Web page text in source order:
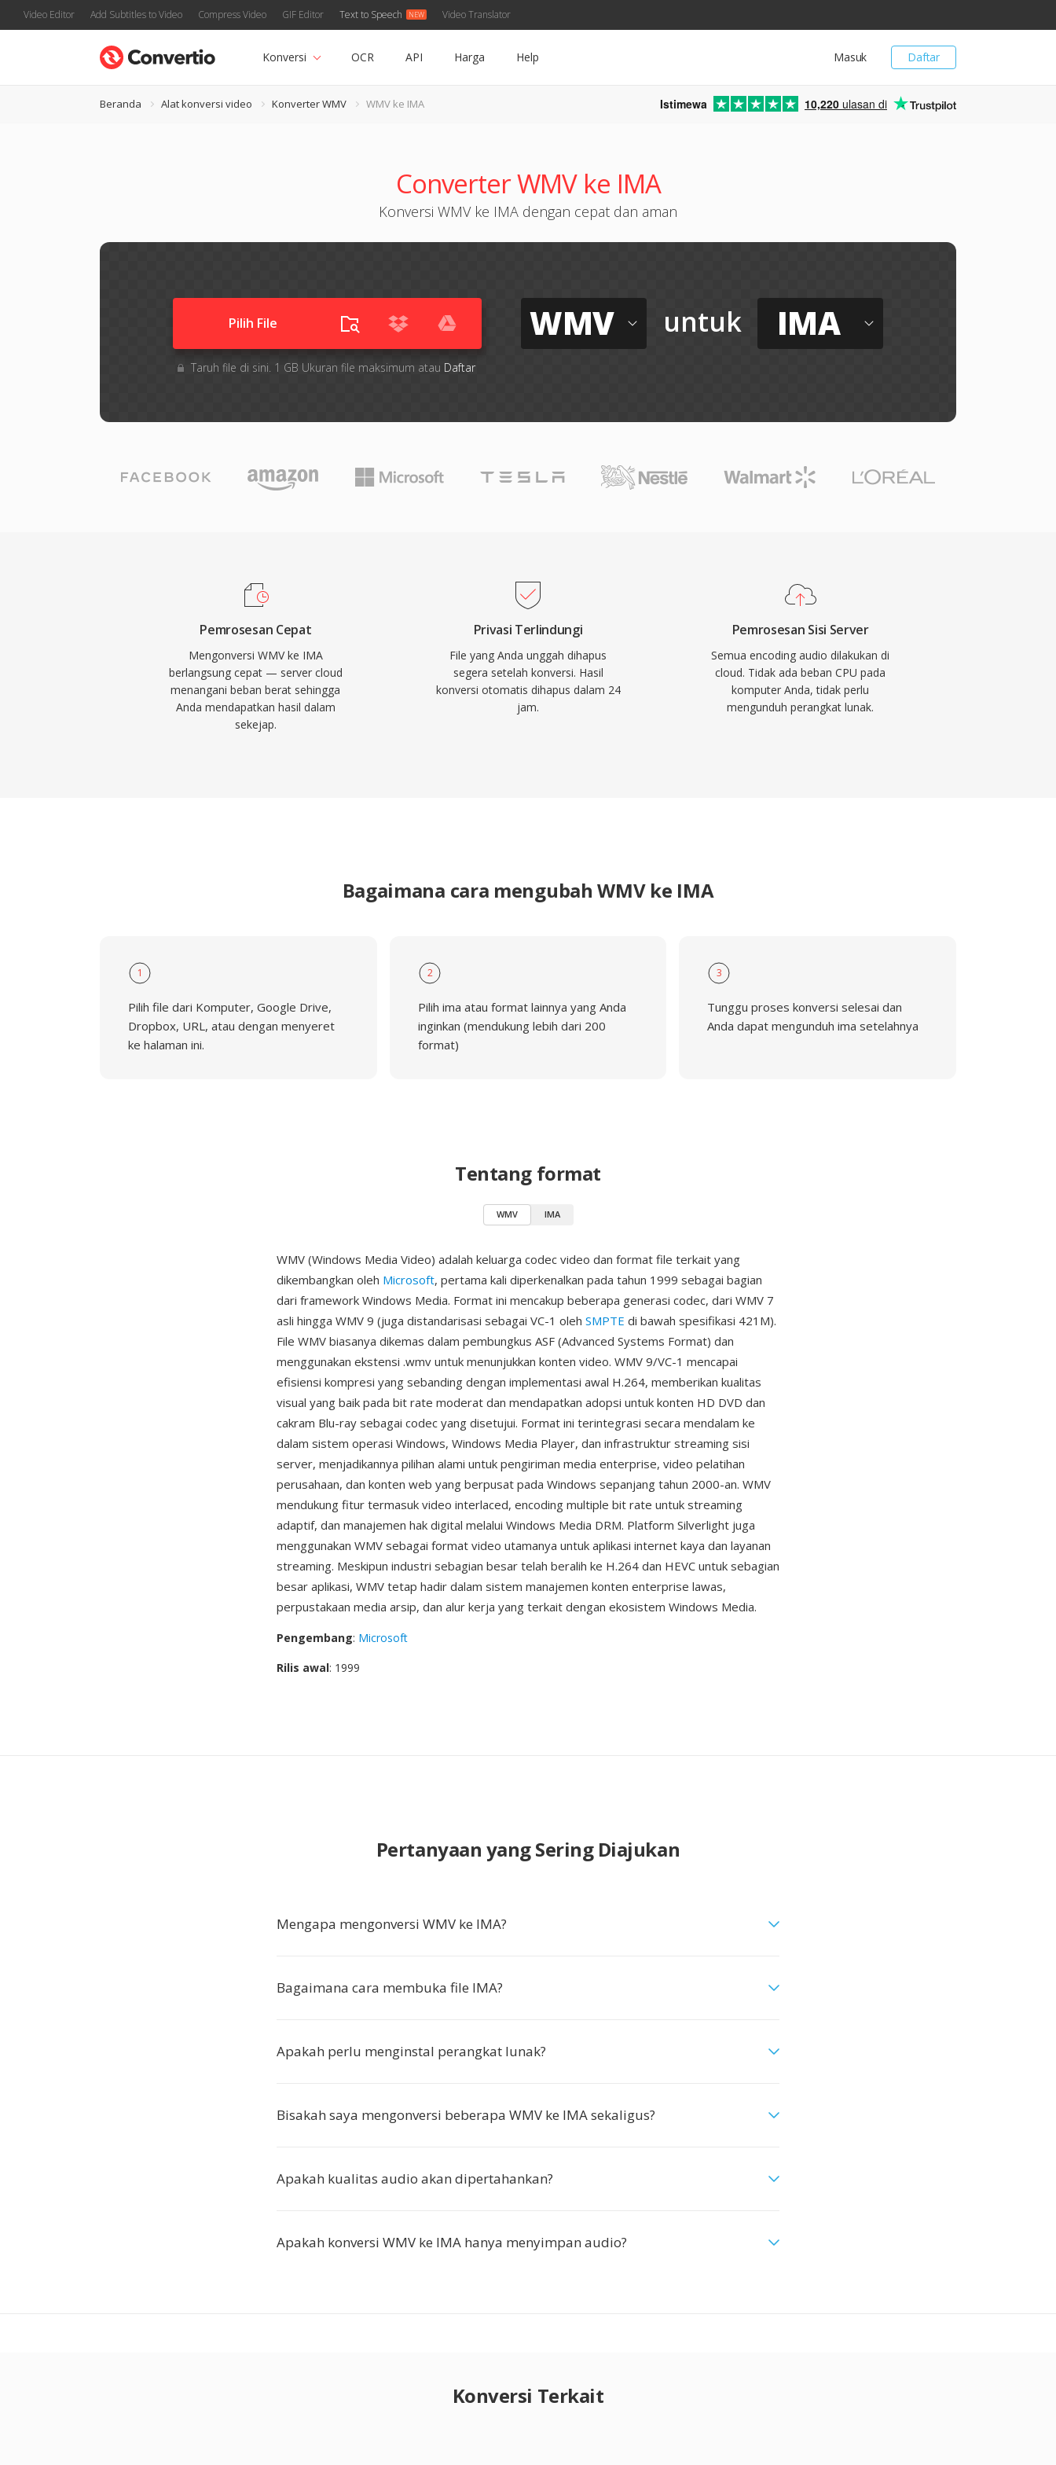
Video Editor Add Subtitles to Video Compress Video GIF Editor Text to Speech Video Translator
Daftar
Masuk
Konversi OCR API Harga Help
Beranda Alat konversi video Konverter WMV WMV ke IMA Istimewa 10,220 ulasan di
Converter WMV ke IMA
Konversi WMV ke IMA dengan cepat dan aman
Pilih File
Taruh file di sini. 1 GB Ukuran file maksimum atau Daftar
WMV untuk IMA
Pemrosesan Cepat
Mengonversi WMV ke IMA
berlangsung cepat — server cloud
menangani beban berat sehingga
Anda mendapatkan hasil dalam
sekejap.
Privasi Terlindungi
File yang Anda unggah dihapus
segera setelah konversi. Hasil
konversi otomatis dihapus dalam 24
jam.
Pemrosesan Sisi Server
Semua encoding audio dilakukan di
cloud. Tidak ada beban CPU pada
komputer Anda, tidak perlu
mengunduh perangkat lunak.
Bagaimana cara mengubah WMV ke IMA
1
Pilih file dari Komputer, Google Drive,
Dropbox, URL, atau dengan menyeret
ke halaman ini.
2
Pilih ima atau format lainnya yang Anda
inginkan (mendukung lebih dari 200
format)
3
Tunggu proses konversi selesai dan
Anda dapat mengunduh ima setelahnya
Tentang format
WMV IMA
WMV (Windows Media Video) adalah keluarga codec video dan format file terkait yang
dikembangkan oleh Microsoft, pertama kali diperkenalkan pada tahun 1999 sebagai bagian
dari framework Windows Media. Format ini mencakup beberapa generasi codec, dari WMV 7
asli hingga WMV 9 (juga distandarisasi sebagai VC-1 oleh SMPTE di bawah spesifikasi 421M).
File WMV biasanya dikemas dalam pembungkus ASF (Advanced Systems Format) dan
menggunakan ekstensi .wmv untuk menunjukkan konten video. WMV 9/VC-1 mencapai
efisiensi kompresi yang sebanding dengan implementasi awal H.264, memberikan kualitas
visual yang baik pada bit rate moderat dan mendapatkan adopsi untuk konten HD DVD dan
cakram Blu-ray sebagai codec yang disetujui. Format ini terintegrasi secara mendalam ke
dalam sistem operasi Windows, Windows Media Player, dan infrastruktur streaming sisi
server, menjadikannya pilihan alami untuk pengiriman media enterprise, video pelatihan
perusahaan, dan konten web yang berpusat pada Windows sepanjang tahun 2000-an. WMV
mendukung fitur termasuk video interlaced, encoding multiple bit rate untuk streaming
adaptif, dan manajemen hak digital melalui Windows Media DRM. Platform Silverlight juga
menggunakan WMV sebagai format video utamanya untuk aplikasi internet kaya dan layanan
streaming. Meskipun industri sebagian besar telah beralih ke H.264 dan HEVC untuk sebagian
besar aplikasi, WMV tetap hadir dalam sistem manajemen konten enterprise lawas,
perpustakaan media arsip, dan alur kerja yang terkait dengan ekosistem Windows Media.
Pengembang: Microsoft
Rilis awal: 1999
Pertanyaan yang Sering Diajukan
Mengapa mengonversi WMV ke IMA?
Bagaimana cara membuka file IMA?
Apakah perlu menginstal perangkat lunak?
Bisakah saya mengonversi beberapa WMV ke IMA sekaligus?
Apakah kualitas audio akan dipertahankan?
Apakah konversi WMV ke IMA hanya menyimpan audio?
Konversi Terkait